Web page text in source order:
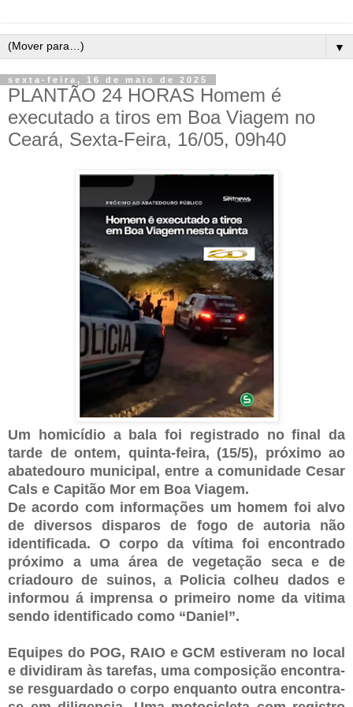
▼
sexta-feira, 16 de maio de 2025
PLANTÃO 24 HORAS Homem é
executado a tiros em Boa Viagem no
Ceará, Sexta-Feira, 16/05, 09h40
Um homicídio a bala foi registrado no final da
tarde de ontem, quinta-feira, (15/5), próximo ao
abatedouro municipal, entre a comunidade Cesar
Cals e Capitão Mor em Boa Viagem.
De acordo com informações um homem foi alvo
de diversos disparos de fogo de autoria não
identificada. O corpo da vítima foi encontrado
próximo a uma área de vegetação seca e de
criadouro de suinos, a Policia colheu dados e
informou á imprensa o primeiro nome da vitima
sendo identificado como “Daniel”.
Equipes do POG, RAIO e GCM estiveram no local
e dividiram às tarefas, uma composição encontra-
se resguardado o corpo enquanto outra encontra-